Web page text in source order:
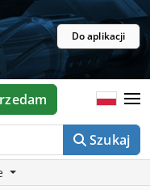
Do aplikacji
Szukaj